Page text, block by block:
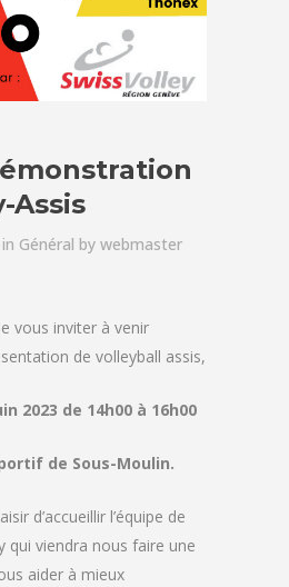
Assis
in Général by webmaster
vous inviter à venir
de volleyball assis,
2023 de 14h00 à 16h00
de Sous-Moulin.
d’accueillir l’équipe de
qui viendra nous faire une
aider à mieux